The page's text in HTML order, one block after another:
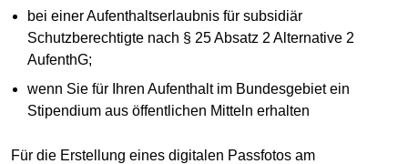
bei einer Aufenthaltserlaubnis für subsidiär
Schutzberechtigte nach § 25 Absatz 2 Alternative 2
AufenthG;
wenn Sie für Ihren Aufenthalt im Bundesgebiet ein
Stipendium aus öffentlichen Mitteln erhalten
Für die Erstellung eines digitalen Passfotos am